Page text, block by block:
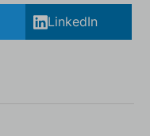
LinkedIn